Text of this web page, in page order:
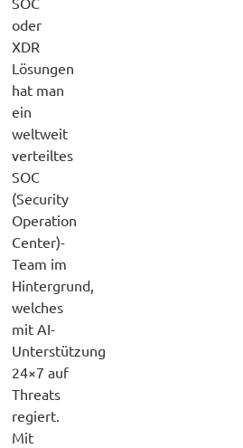
oder
XDR
Lösungen
hat man
ein
weltweit
verteiltes
SOC
(Security
Operation
Center)-
Team im
Hintergrund,
welches
mit AI-
Unterstützung
24×7 auf
Threats
regiert.
Mit